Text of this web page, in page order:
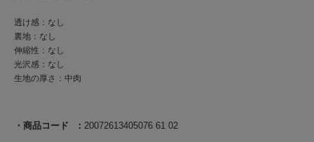
商品コード 20072613405076 61 02
透け感：なし
裏地：なし
伸縮性：なし
光沢感：なし
生地の厚さ：中肉